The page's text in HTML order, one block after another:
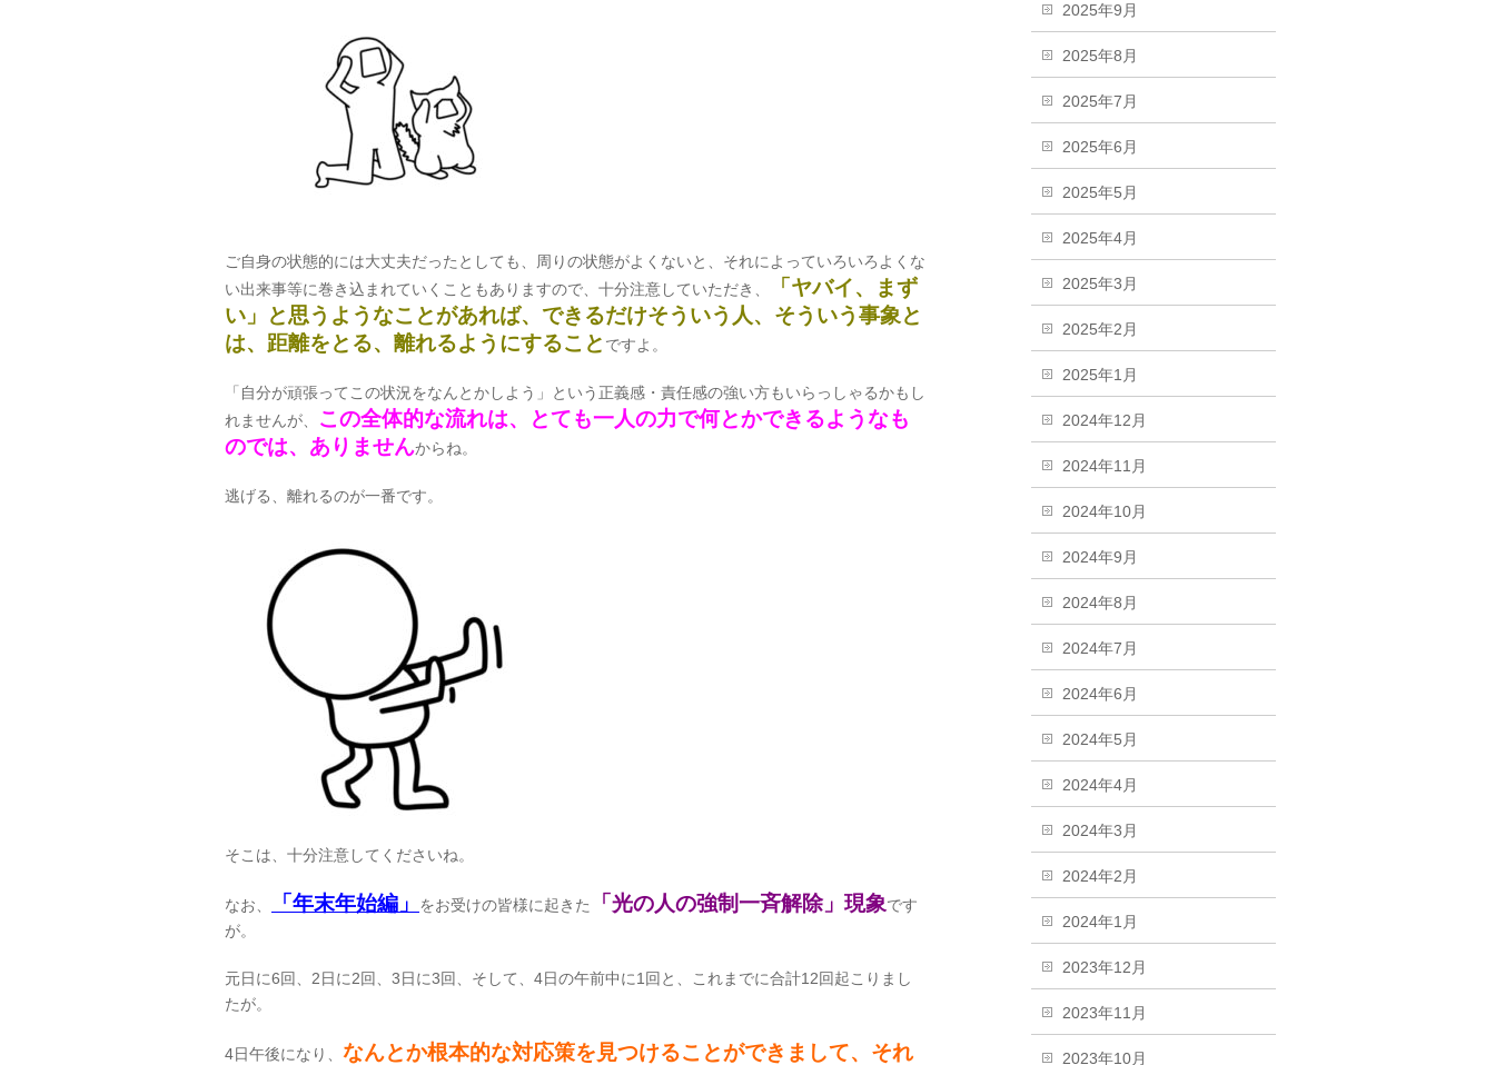
ご自身の状態的には大丈夫だったとしても、周りの状態がよくないと、それによっていろいろよくな
い出来事等に巻き込まれていくこともありますので、十分注意していただき、
「ヤバイ、まず
い」と思うようなことがあれば、できるだけそういう人、そういう事象と
は、距離をとる、離れるようにすること ですよ。
「自分が頑張ってこの状況をなんとかしよう」という正義感・責任感の強い方もいらっしゃるかもし
れませんが、
この全体的な流れは、とても一人の力で何とかできるようなも
のでは、ありませんからね。
逃げる、離れるのが一番です。
そこは、十分注意してくださいね。
なお、 「年末年始編」 をお受けの皆様に起きた 「光の人の強制一斉解除」現象です
が。
元日に6回、2日に2回、3日に3回、そして、4日の午前中に1回と、これまでに合計12回起こりまし
たが。
4日午後になり、 なんとか根本的な対応策を見つけることができまして、それ
2025年9月
2025年8月
2025年7月
2025年6月
2025年5月
2025年4月
2025年3月
2025年2月
2025年1月
2024年12月
2024年11月
2024年10月
2024年9月
2024年8月
2024年7月
2024年6月
2024年5月
2024年4月
2024年3月
2024年2月
2024年1月
2023年12月
2023年11月
2023年10月